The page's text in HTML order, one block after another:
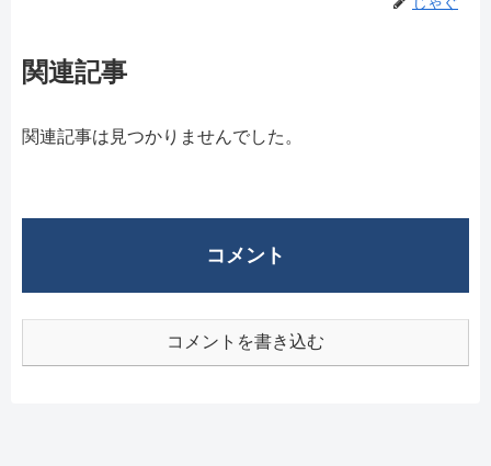
関連記事
関連記事は見つかりませんでした。
コメント
コメントを書き込む